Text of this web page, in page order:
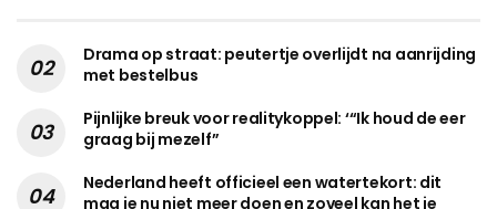
Drama op straat: peutertje overlijdt na aanrijding
met bestelbus
Pijnlijke breuk voor realitykoppel: ‘“Ik houd de eer
graag bij mezelf”
Nederland heeft officieel een watertekort: dit
mag je nu niet meer doen en zoveel kan het je